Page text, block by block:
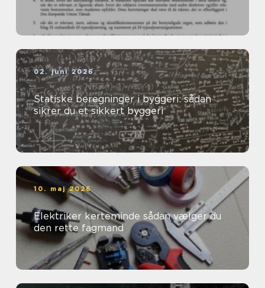
02. juni 2026
Statiske beregninger i byggeri: sådan
sikrer du et sikkert byggeri
10. maj 2026
Elektriker kerteminde sådan vælger du
den rette fagmand